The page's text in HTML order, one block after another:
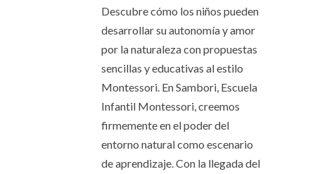
Descubre cómo los niños pueden
desarrollar su autonomía y amor
por la naturaleza con propuestas
sencillas y educativas al estilo
Montessori. En Sambori, Escuela
Infantil Montessori, creemos
firmemente en el poder del
entorno natural como escenario
de aprendizaje. Con la llegada del